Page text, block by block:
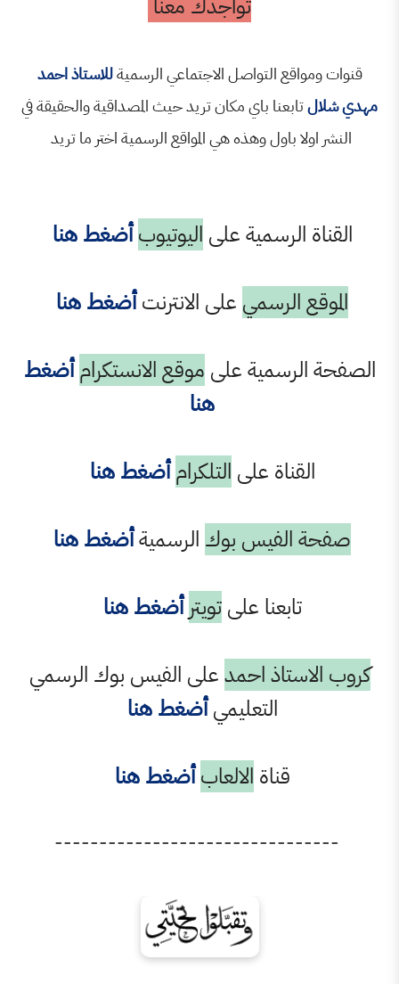
التواصل الاجتماعي الرسميةللاستاذ احمد
تابعنا باي مكان تريد حيث المصداقية والحقيقة في
باول وهذه هي المواقع الرسمية اختر ما تريد
الرسمية علىاليوتيوبأضغط هنا
الرسميعلى الانترنتأضغط هنا
علىموقع الانستكرامأضغط
التلكرامأضغط هنا
الفيس بوكالرسميةأضغط هنا
تويترأضغط هنا
احمدعلى الفيس بوك الرسمي
أضغط هنا
الالعابأضغط هنا